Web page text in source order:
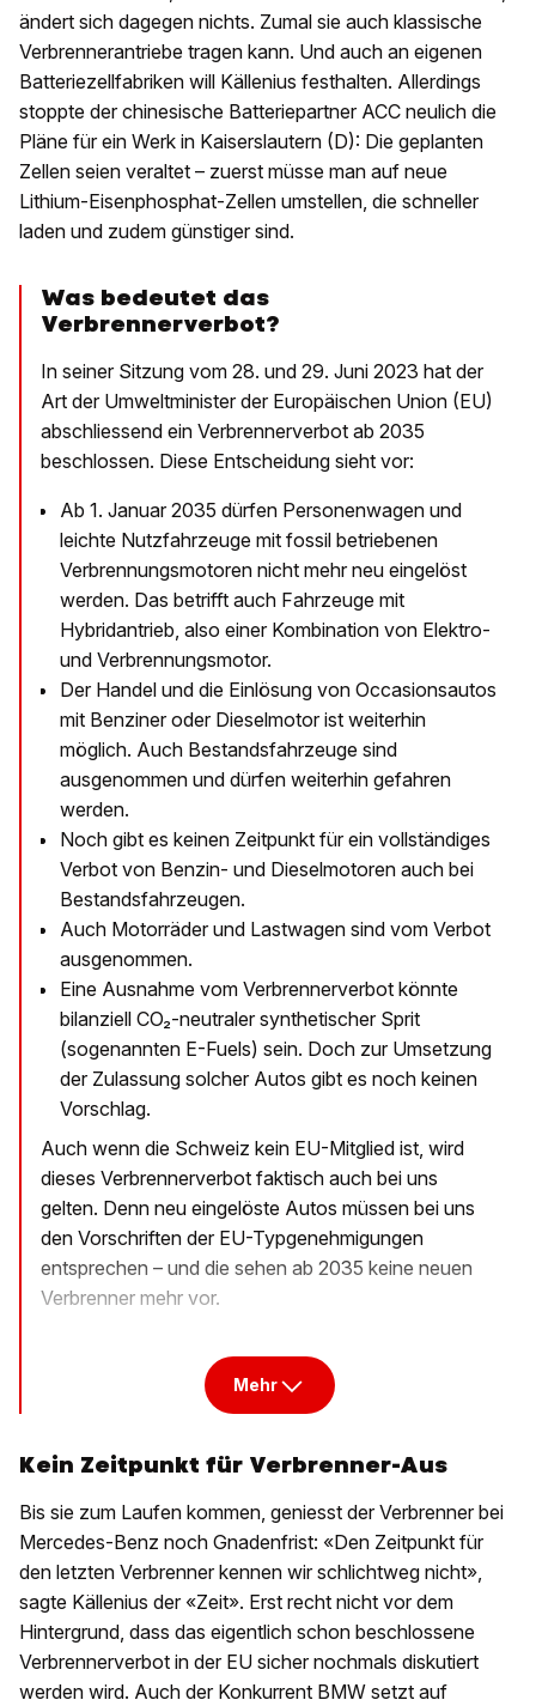
ändert sich dagegen nichts. Zumal sie auch klassische
Verbrennerantriebe tragen kann. Und auch an eigenen
Batteriezellfabriken will Källenius festhalten. Allerdings
stoppte der chinesische Batteriepartner ACC neulich die
Pläne für ein Werk in Kaiserslautern (D): Die geplanten
Zellen seien veraltet – zuerst müsse man auf neue
Lithium-Eisenphosphat-Zellen umstellen, die schneller
laden und zudem günstiger sind.
Was bedeutet das
Verbrennerverbot?
In seiner Sitzung vom 28. und 29. Juni 2023 hat der
Art der Umweltminister der Europäischen Union (EU)
abschliessend ein Verbrennerverbot ab 2035
beschlossen. Diese Entscheidung sieht vor:
Ab 1. Januar 2035 dürfen Personenwagen und
leichte Nutzfahrzeuge mit fossil betriebenen
Verbrennungsmotoren nicht mehr neu eingelöst
werden. Das betrifft auch Fahrzeuge mit
Hybridantrieb, also einer Kombination von Elektro-
und Verbrennungsmotor.
Der Handel und die Einlösung von Occasionsautos
mit Benziner oder Dieselmotor ist weiterhin
möglich. Auch Bestandsfahrzeuge sind
ausgenommen und dürfen weiterhin gefahren
werden.
Noch gibt es keinen Zeitpunkt für ein vollständiges
Verbot von Benzin- und Dieselmotoren auch bei
Bestandsfahrzeugen.
Auch Motorräder und Lastwagen sind vom Verbot
ausgenommen.
Eine Ausnahme vom Verbrennerverbot könnte
bilanziell CO₂-neutraler synthetischer Sprit
(sogenannten E-Fuels) sein. Doch zur Umsetzung
der Zulassung solcher Autos gibt es noch keinen
Vorschlag.
Auch wenn die Schweiz kein EU-Mitglied ist, wird
dieses Verbrennerverbot faktisch auch bei uns
gelten. Denn neu eingelöste Autos müssen bei uns
den Vorschriften der EU-Typgenehmigungen
entsprechen – und die sehen ab 2035 keine neuen
Verbrenner mehr vor.
Mehr
Kein Zeitpunkt für Verbrenner-Aus
Bis sie zum Laufen kommen, geniesst der Verbrenner bei
Mercedes-Benz noch Gnadenfrist: «Den Zeitpunkt für
den letzten Verbrenner kennen wir schlichtweg nicht»,
sagte Källenius der «Zeit». Erst recht nicht vor dem
Hintergrund, dass das eigentlich schon beschlossene
Verbrennerverbot in der EU sicher nochmals diskutiert
werden wird. Auch der Konkurrent BMW setzt auf